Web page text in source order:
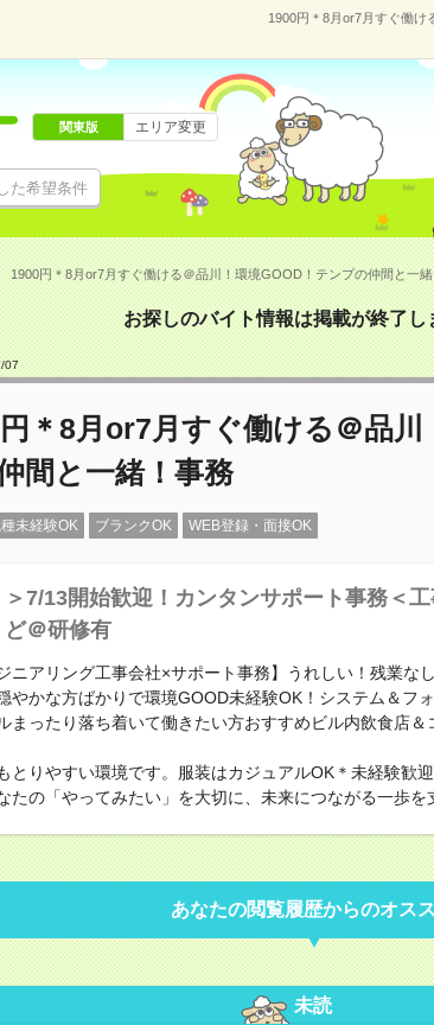
1900円＊8月or7月すぐ働け
た希望条件
関東版 エリア変更
1900円＊8月or7月すぐ働ける＠品川！環境GOOD！テンプの仲間と一
お探しのバイト情報は掲載が終了し
/07
＊8月or7月すぐ働ける＠品川
間と一緒！事務
未経験OK ブランクOK WEB登録・面接OK
＞7/13開始歓迎！カンタンサポート事務＜
ど＠研修有
ジニアリング工事会社×サポート事務】うれしい！残業な
やかな方ばかりで環境GOOD未経験OK！システム＆フ
まったり落ち着いて働きたい方おすすめビル内飲食店＆
とりやすい環境です。服装はカジュアルOK＊未経験歓
たの「やってみたい」を大切に、未来につながる一歩を
あなたの閲覧履歴からのオス
未読